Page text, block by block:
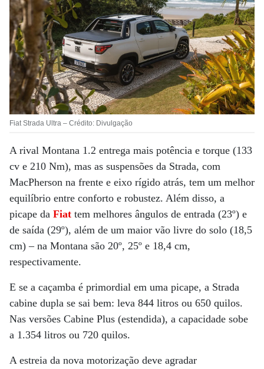
Fiat Strada Ultra – Crédito: Divulgação
A rival Montana 1.2 entrega mais potência e torque (133
cv e 210 Nm), mas as suspensões da Strada, com
MacPherson na frente e eixo rígido atrás, tem um melhor
equilíbrio entre conforto e robustez. Além disso, a
picape da Fiat tem melhores ângulos de entrada (23º) e
de saída (29º), além de um maior vão livre do solo (18,5
cm) – na Montana são 20º, 25º e 18,4 cm,
respectivamente.
E se a caçamba é primordial em uma picape, a Strada
cabine dupla se sai bem: leva 844 litros ou 650 quilos.
Nas versões Cabine Plus (estendida), a capacidade sobe
a 1.354 litros ou 720 quilos.
A estreia da nova motorização deve agradar